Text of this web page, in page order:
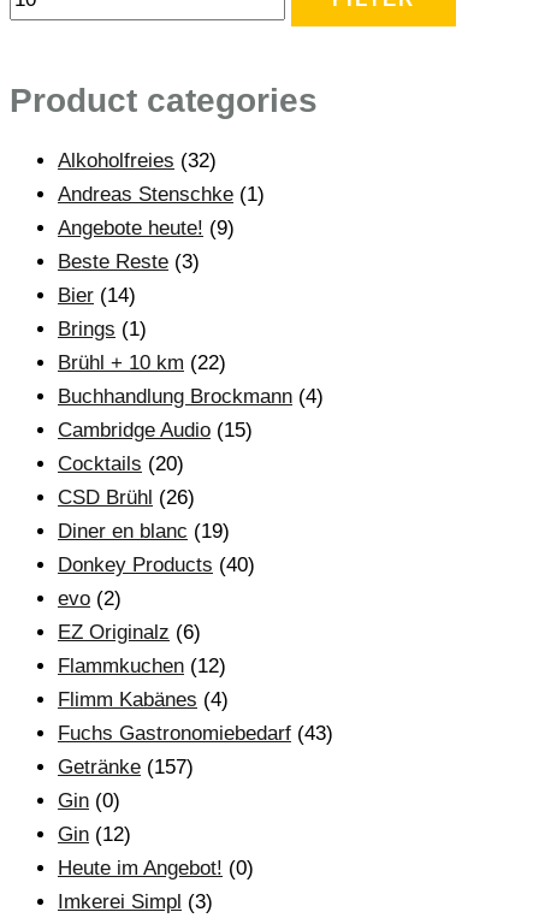
Product categories
Alkoholfreies (32)
Andreas Stenschke (1)
Angebote heute! (9)
Beste Reste (3)
Bier (14)
Brings (1)
Brühl + 10 km (22)
Buchhandlung Brockmann (4)
Cambridge Audio (15)
Cocktails (20)
CSD Brühl (26)
Diner en blanc (19)
Donkey Products (40)
evo (2)
EZ Originalz (6)
Flammkuchen (12)
Flimm Kabänes (4)
Fuchs Gastronomiebedarf (43)
Getränke (157)
Gin (0)
Gin (12)
Heute im Angebot! (0)
Imkerei Simpl (3)